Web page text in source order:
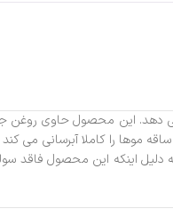
دهد. این محصول حاوی روغن
موها را کاملا آبرسانی می
اینکه این محصول فاقد